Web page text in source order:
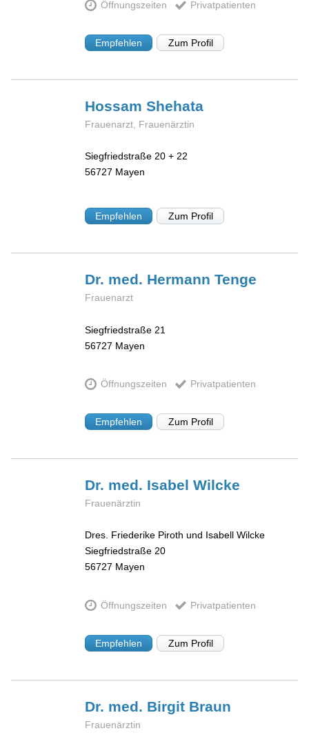
Öffnungszeiten Privatpatienten
Empfehlen Zum Profil
HossamShehata
Frauenarzt, Frauenärztin
Siegfriedstraße 20 + 22
56727 Mayen
Empfehlen Zum Profil
Dr. med. HermannTenge
Frauenarzt
Siegfriedstraße 21
56727 Mayen
Öffnungszeiten Privatpatienten
Empfehlen Zum Profil
Dr. med. IsabelWilcke
Frauenärztin
Dres. Friederike Piroth und Isabell Wilcke
Siegfriedstraße 20
56727 Mayen
Öffnungszeiten Privatpatienten
Empfehlen Zum Profil
Dr. med. Birgit Braun
Frauenärztin